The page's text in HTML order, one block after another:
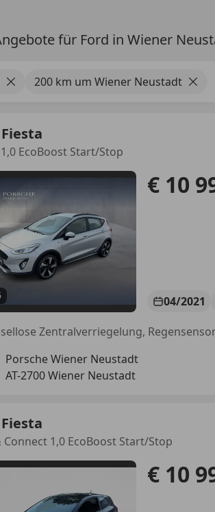
für Ford in Wiener
200 km um Wiener Neustadt
EcoBoost Start/Stop
€ 10
04/2021
Porsche Wiener Neustadt
AT-2700 Wiener Neustadt
Connect 1,0 EcoBoost Start/Stop
€ 10